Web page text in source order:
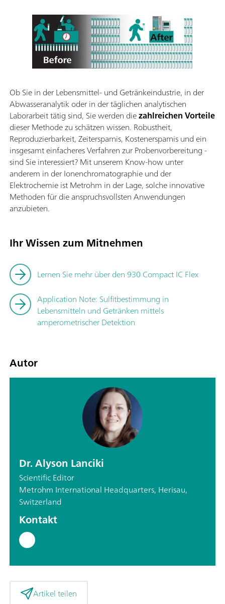
Ob Sie in der Lebensmittel- und Getränkeindustrie, in der
Abwasseranalytik oder in der täglichen analytischen
Laborarbeit tätig sind, Sie werden diezahlreichen Vorteile
dieser Methode zu schätzen wissen. Robustheit,
Reproduzierbarkeit, Zeitersparnis, Kostenersparnis und ein
insgesamt einfacheres Verfahren zur Probenvorbereitung -
sind Sie interessiert? Mit unserem Know-how unter
anderem in der Ionenchromatographie und der
Elektrochemie ist Metrohm in der Lage, solche innovative
Methoden für die anspruchsvollsten Anwendungen
anzubieten.
Ihr Wissen zum Mitnehmen
Lernen Sie mehr über den 930 Compact IC Flex
Application Note: Sulfitbestimmung in
Lebensmitteln und Getränken mittels
amperometrischer Detektion
Autor
Dr. Alyson Lanciki
Scientific Editor
Metrohm International Headquarters, Herisau,
Switzerland
Kontakt
Artikel teilen